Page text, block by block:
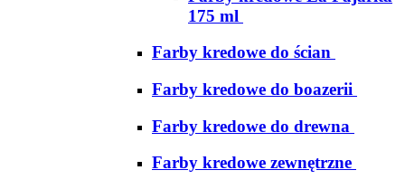
175 ml
Farby kredowe do ścian
Farby kredowe do boazerii
Farby kredowe do drewna
Farby kredowe zewnętrzne